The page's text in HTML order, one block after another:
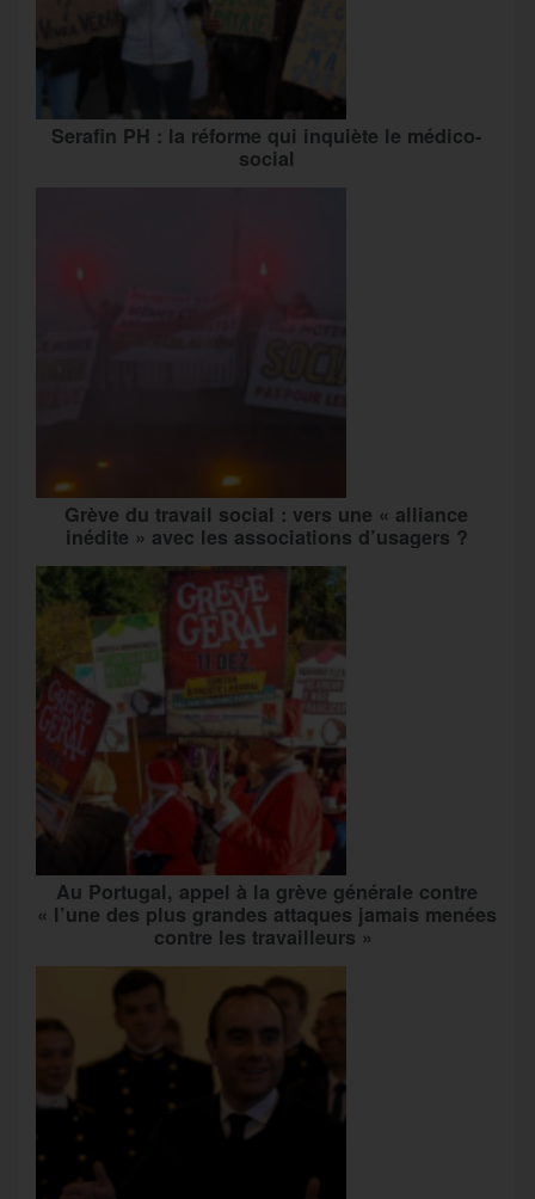
Serafin PH : la réforme qui inquiète le médico-
social
Grève du travail social : vers une « alliance
inédite » avec les associations d’usagers ?
Au Portugal, appel à la grève générale contre
« l’une des plus grandes attaques jamais menées
contre les travailleurs »